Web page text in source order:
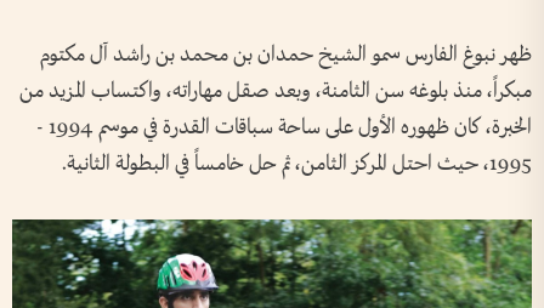
ظهر نبوغ الفارس سمو الشيخ حمدان بن محمد بن راشد آل مكتوم
مبكراً، منذ بلوغه سن الثامنة، وبعد صقل مهاراته، واكتساب المزيد من
الخبرة، كان ظهوره الأول على ساحة سباقات القدرة في موسم 1994 -
1995، حيث احتل المركز الثامن، ثم حل خامساً في البطولة الثانية.